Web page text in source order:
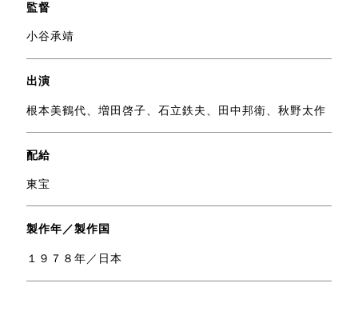
監督
小谷承靖
出演
根本美鶴代、増田啓子、石立鉄夫、田中邦衛、秋野太作
配給
東宝
製作年／製作国
１９７８年／日本